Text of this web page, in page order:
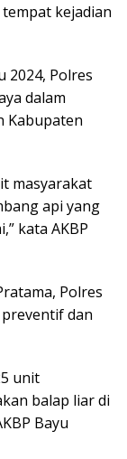
kejadian
2024, Polres
dalam
Kabupaten
masyarakat
api yang
kata AKBP
Polres
dan
unit
balap liar di
Bayu